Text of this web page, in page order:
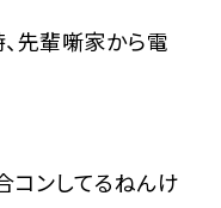
先輩噺家から電
コンしてるねんけ